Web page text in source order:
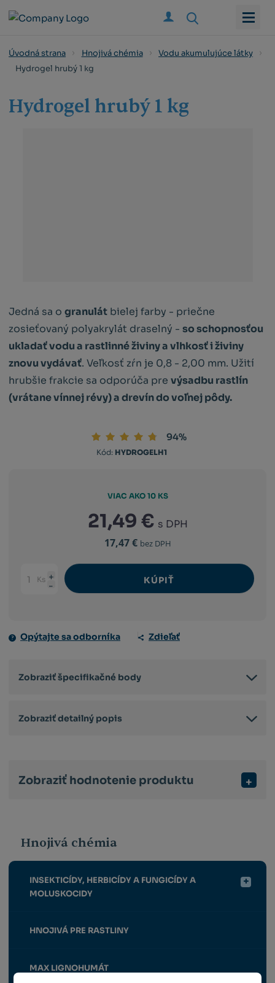
Úvodná strana Hnojivá chémia
Vodu akumulujúce látky
Hydrogel hrubý 1 kg
Hydrogel hrubý 1 kg
Jedná sa ogranulát bielej farby - priečne
zosieťovaný polyakrylát draselný -so schopnosťou
ukladať vodu a rastlinné živiny a vlhkosť i živiny
znovu vydávať. Veľkosť zŕn je 0,8 - 2,00 mm. Užití
hrubšie frakcie sa odporúča prevýsadbu rastlín
(vrátane vínnej révy) a drevín do voľnej pôdy.
94%
Kód: HYDROGELH1
21,49 € s DPH
17,47 € bez DPH
VIAC AKO 10 KS
Změnit
Navýšit
Snížit
Ks KÚPIŤ
Opýtajte sa odborníka Zdieľať
Zobraziť špecifikačné body
Zobraziť detailný popis
Zobraziť hodnotenie produktu
Hnojivá chémia
INSEKTICÍDY, HERBICÍDY A FUNGICÍDY A
MOLUSKOCIDY
HNOJIVÁ PRE RASTLINY
MAX LIGNOHUMÁT